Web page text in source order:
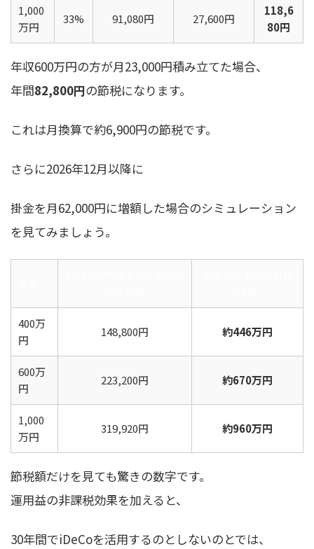
1,000
万円
33% 91,080円 27,600円
118,6
80円
年収600万円の方が月23,000円積み立てた場合、
年間82,800円の節税になります。
これは月換算で約6,900円の節税です。
さらに2026年12月以降に
掛金を月62,000円に増額した場合のシミュレーション
を見てみましょう。
400万
円
148,800円 約446万円
600万
円
223,200円 約670万円
1,000
万円
319,920円 約960万円
節税額だけを見ても驚きの数字です。
運用益の非課税効果を加えると、
30年間でiDeCoを活用するのとしないのとでは、